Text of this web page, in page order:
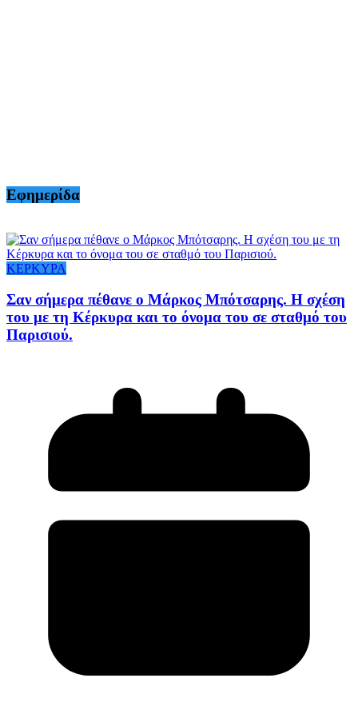
Εφημερίδα
ΚΕΡΚΥΡΑ
Σαν σήμερα πέθανε ο Μάρκος Μπότσαρης. Η σχέση
του με τη Κέρκυρα και το όνομα του σε σταθμό του
Παρισιού.